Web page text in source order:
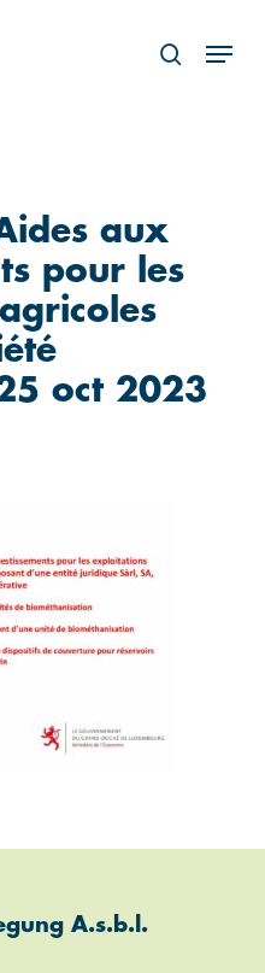
search
aux
pour les
oct 2023
A.s.b.l.